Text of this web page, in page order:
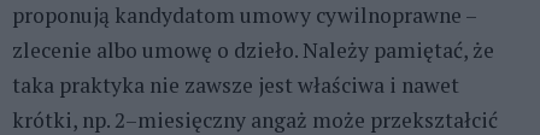
proponują kandydatom umowy cywilnoprawne –
zlecenie albo umowę o dzieło. Należy pamiętać, że
taka praktyka nie zawsze jest właściwa i nawet
krótki, np. 2–miesięczny angaż może przekształcić